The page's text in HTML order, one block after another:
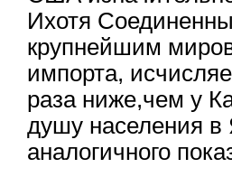
Ихотя
крупнейшим
импорта,
раза ниже,чем у
душу населения в
аналогичного